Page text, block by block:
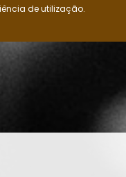
de utilização.
OS OVIMBUNDU